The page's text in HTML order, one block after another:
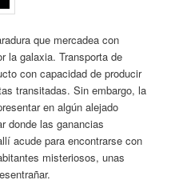
que mercadea con
la galaxia. Transporta de
con capacidad de producir
transitadas. Sin embargo, la
en algún alejado
donde las ganancias
acude para encontrarse con
misteriosos, unas